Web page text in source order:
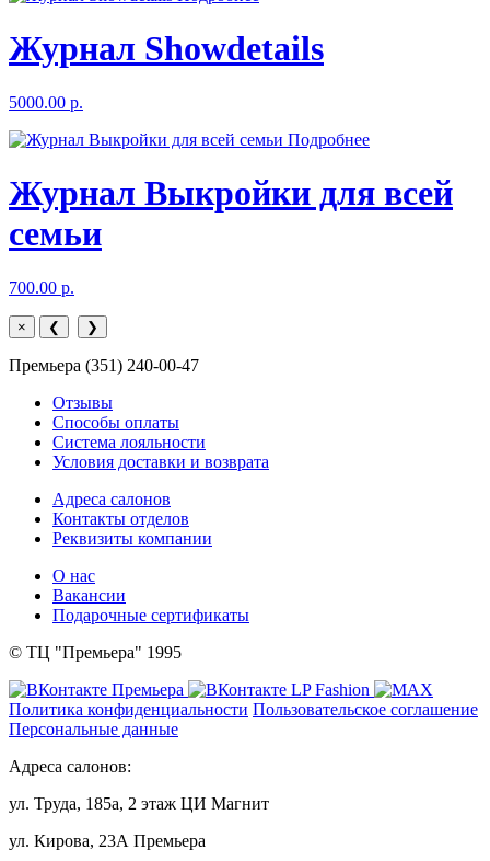
Журнал Showdetails
5000.00 р.
Подробнее
Журнал Выкройки для всей
семьи
700.00 р.
× ❮ ❯
Премьера (351) 240-00-47
Отзывы
Способы оплаты
Система лояльности
Условия доставки и возврата
Адреса салонов
Контакты отделов
Реквизиты компании
О нас
Вакансии
Подарочные сертификаты
© ТЦ "Премьера" 1995
Политика конфиденциальности Пользовательское соглашение
Персональные данные
Адреса салонов:
ул. Труда, 185а, 2 этаж ЦИ Магнит
ул. Кирова, 23А Премьера